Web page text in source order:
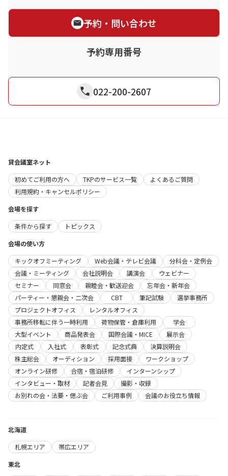
予約・問い合わせ
予約専用番号
022-200-2607
貸会議室ネット
初めてご利用の方へ
TKPのサービス一覧
よくあるご質問
利用規約・キャンセルポリシー
会場を探す
条件から探す
トピックス
会場の使い方
キックオフミーティング
Web会議・テレビ会議
分科会・定例会
会議・ミーティング
会社説明会 講演会
ウェビナー
セミナー
同窓会 親睦会・歓送迎会
忘年会・新年会
パーティー・懇親会・二次会
CBT 筆記試験
選挙事務所
プロジェクトオフィス
レンタルオフィス
事務所移転に伴う一時利用
荷物保管・倉庫利用
学会
大型イベント
商品発表会 国際会議・MICE
展示会
内定式
入社式 表彰式 記念式典
決算説明会
株主総会
オーディション 採用面接
ワークショップ
オンライン研修
合宿・宿泊研修
インターンシップ
インタビュー・取材
記者会見
撮影・収録
お別れの会・法要・偲ぶ会
ご利用事例 会議のお役立ち情報
北海道
札幌エリア
帯広エリア
東北